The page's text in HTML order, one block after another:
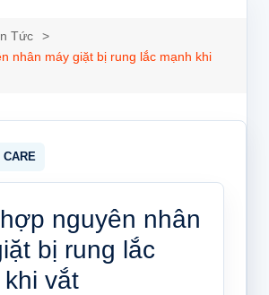
Tức
nhân máy giặt bị rung lắc mạnh khi
nguyên nhân
bị rung lắc
vắt